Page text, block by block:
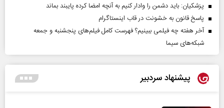
پزشکیان: باید دشمن را وادار کنیم به آنچه امضا کرده پایبند بماند
پاسخ قانون به خشونت در قاب اینستاگرام
آخر هفته چه فیلمی ببینیم؟ فهرست کامل فیلم‌های پنجشنبه و جمعه
شبکه‌های سیما
پیشنهاد سردبیر